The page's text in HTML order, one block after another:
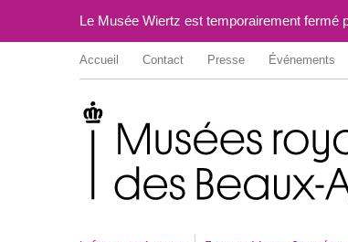
Le Musée Wiertz est temporairement fermé
Accueil Contact Presse Événements